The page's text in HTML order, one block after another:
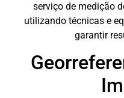
serviço de medição
utilizando técnicas e
garantir